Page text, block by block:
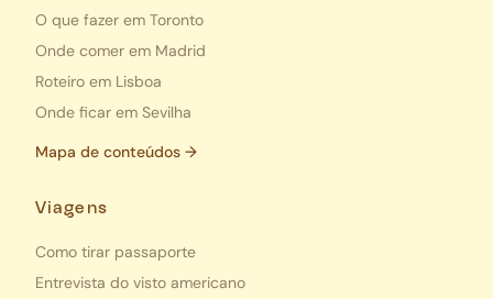
O que fazer em Toronto
Onde comer em Madrid
Roteiro em Lisboa
Onde ficar em Sevilha
Mapa de conteúdos →
Viagens
Como tirar passaporte
Entrevista do visto americano